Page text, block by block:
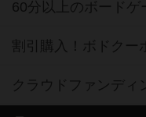
60分以上のボードゲ
割引購入！ボドクー
クラウドファンディ